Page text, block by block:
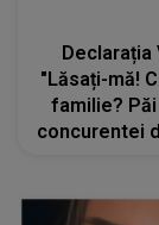
"Lăsați-mă!
familie?
concurentei